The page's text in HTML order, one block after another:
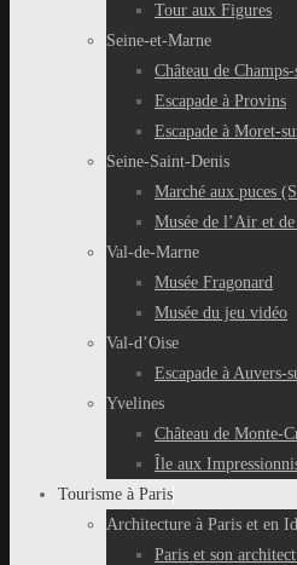
Tour aux Figures
Seine-et-Marne
Château de
Escapade à Provins
Escapade à Moret-
Seine-Saint-Denis
Marché aux puces
Musée de l’Air et de
Val-de-Marne
Musée Fragonard
Musée du jeu vidéo
Val-d’Oise
Escapade à Auvers-
Yvelines
Château de Monte-
Île aux
Tourisme à Paris
Architecture à Paris et en
Paris et son